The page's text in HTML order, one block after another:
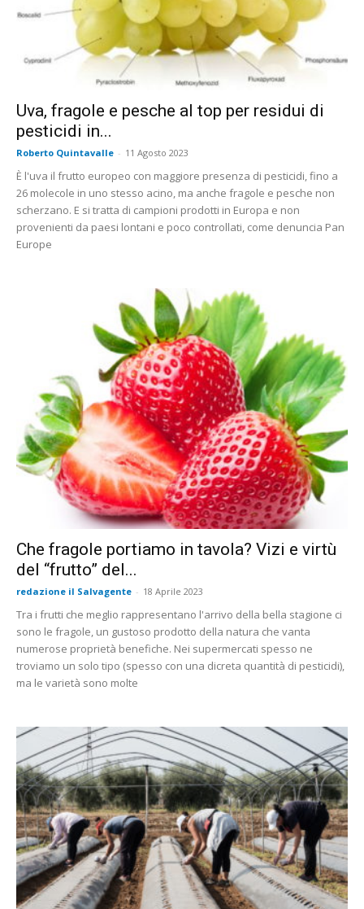
Uva, fragole e pesche al top per residui di
pesticidi in...
Roberto Quintavalle - 11 Agosto 2023
È l'uva il frutto europeo con maggiore presenza di pesticidi, fino a
26 molecole in uno stesso acino, ma anche fragole e pesche non
scherzano. E si tratta di campioni prodotti in Europa e non
provenienti da paesi lontani e poco controllati, come denuncia Pan
Europe
Che fragole portiamo in tavola? Vizi e virtù
del “frutto” del...
redazione il Salvagente - 18 Aprile 2023
Tra i frutti che meglio rappresentano l'arrivo della bella stagione ci
sono le fragole, un gustoso prodotto della natura che vanta
numerose proprietà benefiche. Nei supermercati spesso ne
troviamo un solo tipo (spesso con una dicreta quantità di pesticidi),
ma le varietà sono molte